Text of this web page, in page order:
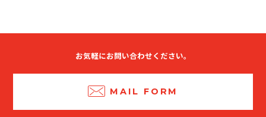
お気軽にお問い合わせください。
MAIL FORM